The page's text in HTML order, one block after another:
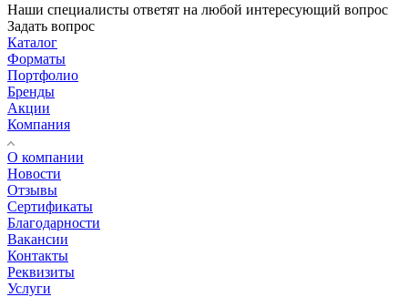
Наши специалисты ответят на любой интересующий вопрос
Задать вопрос
Каталог
Форматы
Портфолио
Бренды
Акции
Компания
О компании
Новости
Отзывы
Сертификаты
Благодарности
Вакансии
Контакты
Реквизиты
Услуги